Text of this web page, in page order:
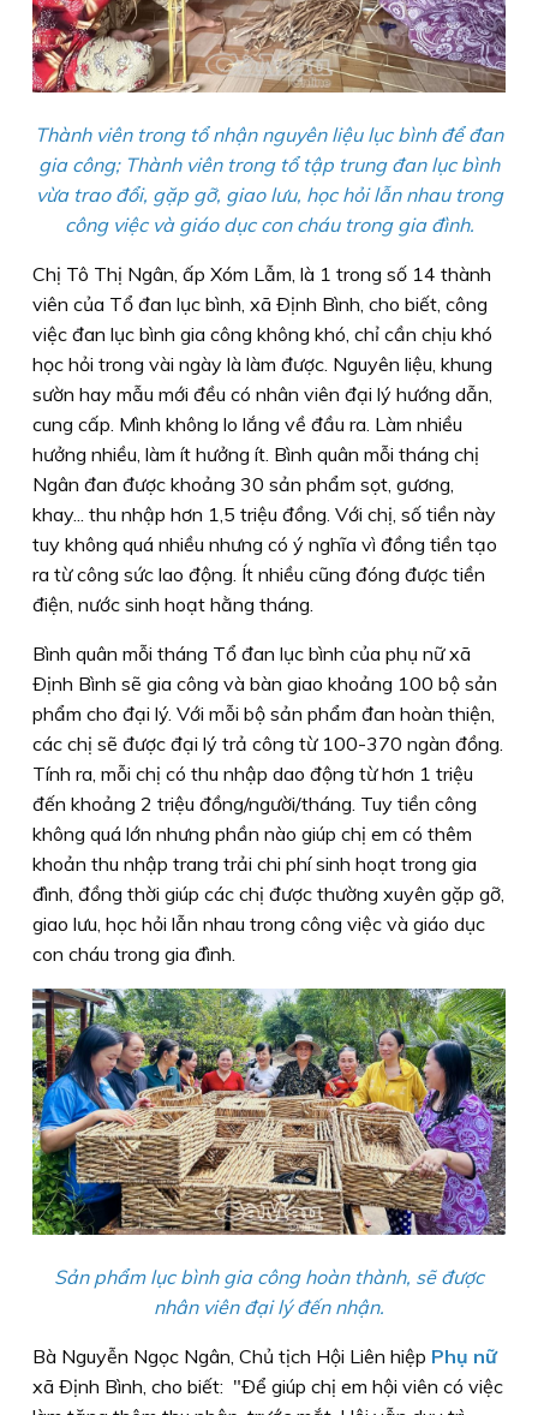
Thành viên trong tổ nhận nguyên liệu lục bình để đan
gia công; Thành viên trong tổ tập trung đan lục bình
vừa trao đổi, gặp gỡ, giao lưu, học hỏi lẫn nhau trong
công việc và giáo dục con cháu trong gia đình.
Chị Tô Thị Ngân, ấp Xóm Lẫm, là 1 trong số 14 thành
viên của Tổ đan lục bình, xã Ðịnh Bình, cho biết, công
việc đan lục bình gia công không khó, chỉ cần chịu khó
học hỏi trong vài ngày là làm được. Nguyên liệu, khung
sườn hay mẫu mới đều có nhân viên đại lý hướng dẫn,
cung cấp. Mình không lo lắng về đầu ra. Làm nhiều
hưởng nhiều, làm ít hưởng ít. Bình quân mỗi tháng chị
Ngân đan được khoảng 30 sản phẩm sọt, gương,
khay... thu nhập hơn 1,5 triệu đồng. Với chị, số tiền này
tuy không quá nhiều nhưng có ý nghĩa vì đồng tiền tạo
ra từ công sức lao động. Ít nhiều cũng đóng được tiền
điện, nước sinh hoạt hằng tháng.
Bình quân mỗi tháng Tổ đan lục bình của phụ nữ xã
Ðịnh Bình sẽ gia công và bàn giao khoảng 100 bộ sản
phẩm cho đại lý. Với mỗi bộ sản phẩm đan hoàn thiện,
các chị sẽ được đại lý trả công từ 100-370 ngàn đồng.
Tính ra, mỗi chị có thu nhập dao động từ hơn 1 triệu
đến khoảng 2 triệu đồng/người/tháng. Tuy tiền công
không quá lớn nhưng phần nào giúp chị em có thêm
khoản thu nhập trang trải chi phí sinh hoạt trong gia
đình, đồng thời giúp các chị được thường xuyên gặp gỡ,
giao lưu, học hỏi lẫn nhau trong công việc và giáo dục
con cháu trong gia đình.
Sản phẩm lục bình gia công hoàn thành, sẽ được
nhân viên đại lý đến nhận.
Bà Nguyễn Ngọc Ngân, Chủ tịch Hội Liên hiệp Phụ nữ
xã Ðịnh Bình, cho biết: "Ðể giúp chị em hội viên có việc